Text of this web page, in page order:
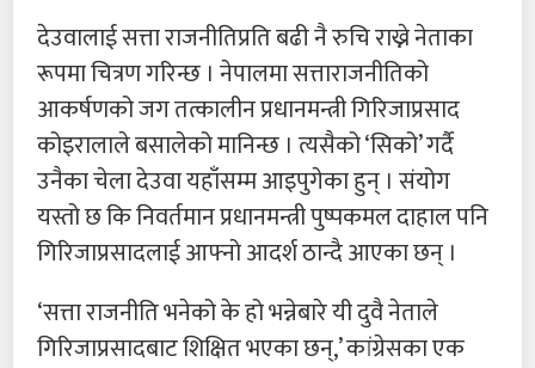
देउवालाई सत्ता राजनीतिप्रति बढी नै रुचि राख्ने नेताका
रूपमा चित्रण गरिन्छ । नेपालमा सत्ताराजनीतिको
आकर्षणको जग तत्कालीन प्रधानमन्त्री गिरिजाप्रसाद
कोइरालाले बसालेको मानिन्छ । त्यसैको ‘सिको’ गर्दै
उनैका चेला देउवा यहाँसम्म आइपुगेका हुन् । संयोग
यस्तो छ कि निवर्तमान प्रधानमन्त्री पुष्पकमल दाहाल पनि
गिरिजाप्रसादलाई आफ्नो आदर्श ठान्दै आएका छन् ।
‘सत्ता राजनीति भनेको के हो भन्नेबारे यी दुवै नेताले
गिरिजाप्रसादबाट शिक्षित भएका छन्,’ कांग्रेसका एक